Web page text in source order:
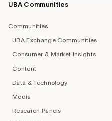
Footer
UBA Communities
Communities
UBA Exchange Communities
Consumer & Market Insights
Content
Data & Technology
Media
Research Panels